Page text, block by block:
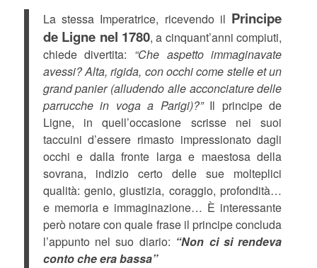
La stessa Imperatrice, ricevendo il Principe
de Ligne nel 1780, a cinquant’anni compiuti,
chiede divertita: “Che aspetto immaginavate
avessi? Alta, rigida, con occhi come stelle et un
grand panier (alludendo alle acconciature delle
parrucche in voga a Parigi)?”Il principe de
Ligne, in quell’occasione scrisse nei suoi
taccuini d’essere rimasto impressionato dagli
occhi e dalla fronte larga e maestosa della
sovrana, indizio certo delle sue molteplici
qualità: genio, giustizia, coraggio, profondità…
e memoria e immaginazione… È interessante
però notare con quale frase il principe concluda
l’appunto nel suo diario: “Non ci si rendeva
conto che era bassa”